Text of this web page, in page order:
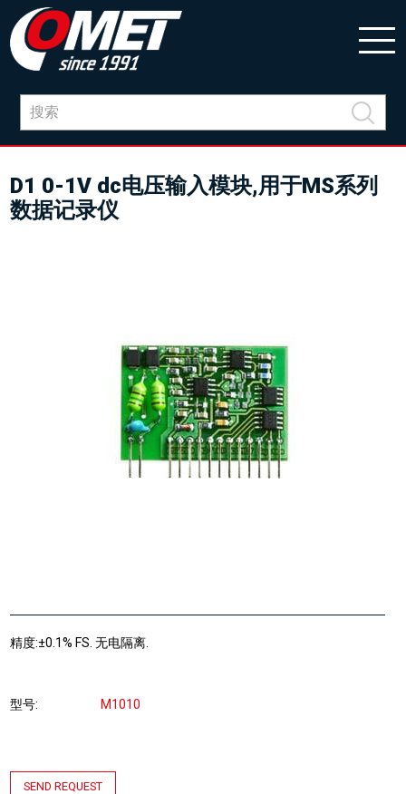
D1 0-1V dc电压输入模块,用于MS系列
数据记录仪
精度:±0.1% FS. 无电隔离.
型号 M1010
SEND REQUEST